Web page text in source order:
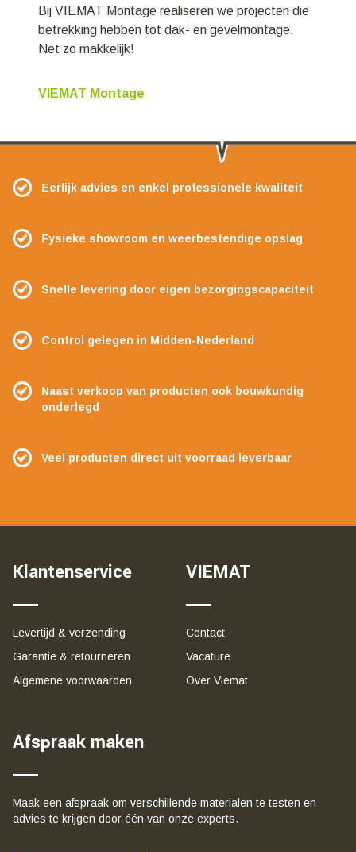
Bij VIEMAT Montage realiseren we projecten die
betrekking hebben tot dak- en gevelmontage.
Net zo makkelijk!
VIEMAT Montage
Eerlijk advies en enkel professionele kwaliteit
Fysieke showroom en weerbestendige opslag
Snelle levering door eigen bezorgingscapaciteit
Control gelegen in Midden-Nederland
Naast verkoop van producten ook bouwkundig
onderlegd
Veel producten direct uit voorraad leverbaar
Klantenservice
Levertijd & verzending
Garantie & retourneren
Algemene voorwaarden
VIEMAT
Contact
Vacature
Over Viemat
Afspraak maken
Maak een afspraak om verschillende materialen te testen en
advies te krijgen door één van onze experts.